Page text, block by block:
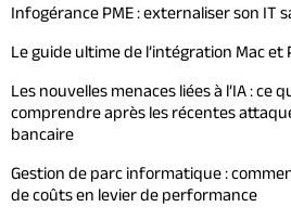
Infogérance PME : externaliser son IT
Le guide ultime de l’intégration Mac et
Les nouvelles menaces liées à l’IA : ce
comprendre après les récentes
bancaire
Gestion de parc informatique :
de coûts en levier de performance